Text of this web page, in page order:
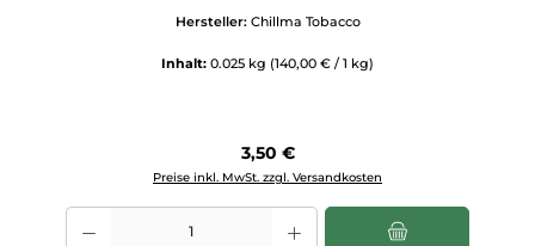
Hersteller: Chillma Tobacco
Inhalt: 0.025 kg (140,00 € / 1 kg)
Regulärer Preis:
3,50 €
Preise inkl. MwSt. zzgl. Versandkosten
Produkt Anzahl: Gib den gewünschten Wert ein oder benutze die